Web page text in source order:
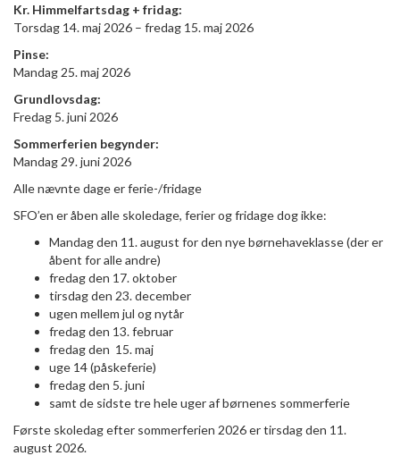
Kr. Himmelfartsdag + fridag:
Torsdag 14. maj 2026 – fredag 15. maj 2026
Pinse:
Mandag 25. maj 2026
Grundlovsdag:
Fredag 5. juni 2026
Sommerferien begynder:
Mandag 29. juni 2026
Alle nævnte dage er ferie-/fridage
SFO’en er åben alle skoledage, ferier og fridage dog ikke:
Mandag den 11. august for den nye børnehaveklasse (der er
åbent for alle andre)
fredag den 17. oktober
tirsdag den 23. december
ugen mellem jul og nytår
fredag den 13. februar
fredag den 15. maj
uge 14 (påskeferie)
fredag den 5. juni
samt de sidste tre hele uger af børnenes sommerferie
Første skoledag efter sommerferien 2026 er tirsdag den 11.
august 2026.